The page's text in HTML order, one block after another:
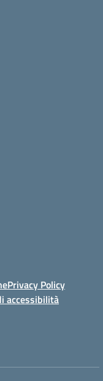
Privacy Policy
accessibilità